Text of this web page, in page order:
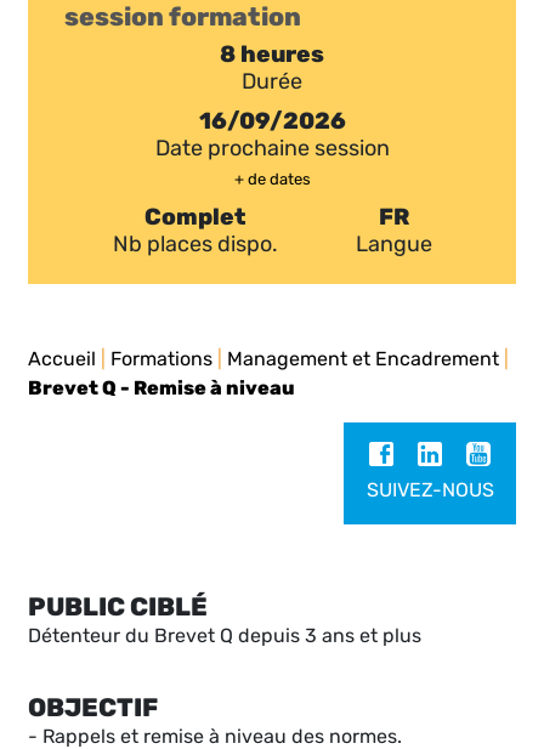
session formation
8 heures
Durée
16/09/2026
Date prochaine session
+ de dates
Complet
Nb places dispo.
FR
Langue
Accueil Formations Management et Encadrement
Brevet Q - Remise à niveau
SUIVEZ-NOUS
PUBLIC CIBLÉ
Détenteur du Brevet Q depuis 3 ans et plus
OBJECTIF
- Rappels et remise à niveau des normes.